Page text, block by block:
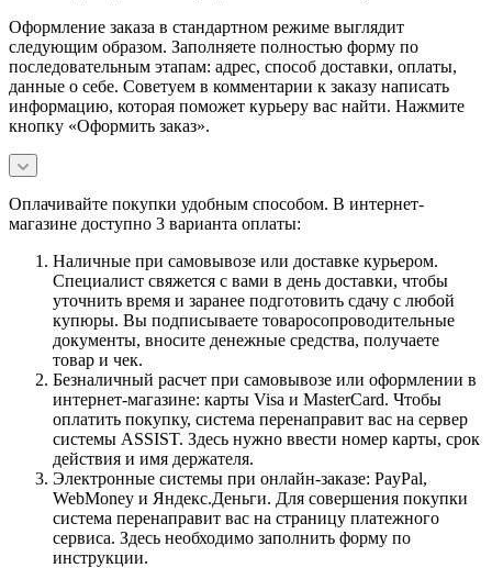
Оформление заказа в стандартном режиме выглядит
следующим образом. Заполняете полностью форму по
последовательным этапам: адрес, способ доставки, оплаты,
данные о себе. Советуем в комментарии к заказу написать
информацию, которая поможет курьеру вас найти. Нажмите
кнопку «Оформить заказ».
Оплачивайте покупки удобным способом. В интернет-
магазине доступно 3 варианта оплаты:
Наличные при самовывозе или доставке курьером.
Специалист свяжется с вами в день доставки, чтобы
уточнить время и заранее подготовить сдачу с любой
купюры. Вы подписываете товаросопроводительные
документы, вносите денежные средства, получаете
товар и чек.
Безналичный расчет при самовывозе или оформлении в
интернет-магазине: карты Visa и MasterCard. Чтобы
оплатить покупку, система перенаправит вас на сервер
системы ASSIST. Здесь нужно ввести номер карты, срок
действия и имя держателя.
Электронные системы при онлайн-заказе: PayPal,
WebMoney и Яндекс.Деньги. Для совершения покупки
система перенаправит вас на страницу платежного
сервиса. Здесь необходимо заполнить форму по
инструкции.